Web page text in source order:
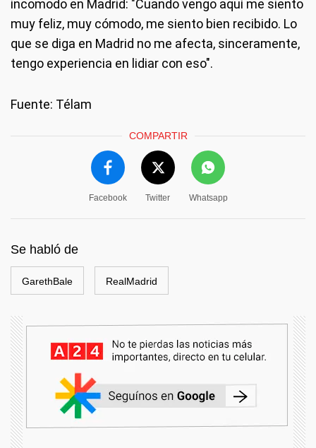
incomodo en Madrid: "Cuando vengo aquí me siento
muy feliz, muy cómodo, me siento bien recibido. Lo
que se diga en Madrid no me afecta, sinceramente,
tengo experiencia en lidiar con eso".
Fuente: Télam
COMPARTIR
Facebook Twitter Whatsapp
Se habló de
GarethBale RealMadrid